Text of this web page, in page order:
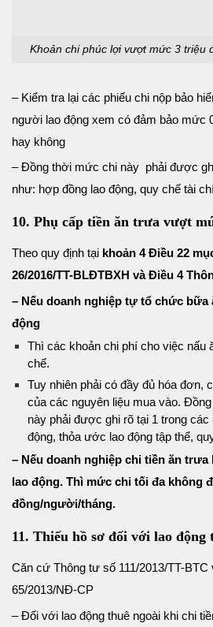
Khoản chi phúc lợi vượt mức 3 triệu
– Kiểm tra lại các phiếu chi nộp bảo
người lao động xem có đảm bảo mức
hay không
– Đồng thời mức chi này phải được
như: hợp đồng lao động, quy chế tài
10. Phụ cấp tiền ăn trưa vượt
Theo quy định tại khoản 4 Điều 22
26/2016/TT-BLĐTBXH và Điều 4
– Nếu doanh nghiệp tự tổ chức
động
Thì các khoản chi phí cho việc nấu
chế.
Tuy nhiên phải có đầy đủ hóa đơn,
của các nguyên liệu mua vào.
này phải được ghi rõ tại 1 trong
động, thỏa ước lao động tập thể,
– Nếu doanh nghiệp chi tiền ăn
lao động. Thì mức chi tối đa không
đồng/người/tháng.
11. Thiếu hồ sơ đối với lao động
Căn cứ Thông tư số 111/2013/TT-BTC
65/2013/NĐ-CP
– Đối với lao động thuê ngoài khi chi